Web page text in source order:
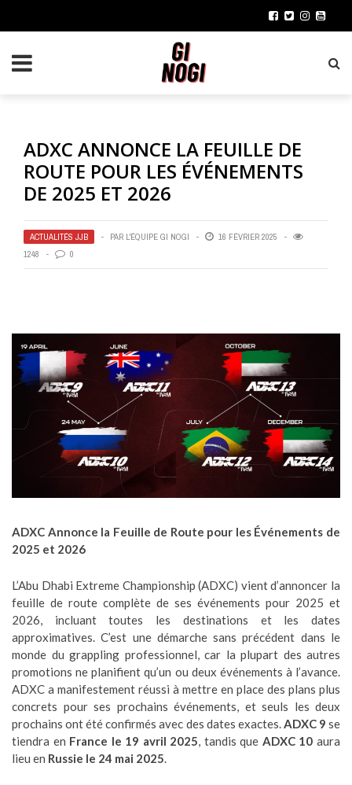
ADXC ANNONCE LA FEUILLE DE
ROUTE POUR LES ÉVÉNEMENTS
DE 2025 ET 2026
ACTUALITÉS JJB PAR L'ÉQUIPE GI NOGI
16 FÉVRIER 2025
1248
0
ADXC Annonce la Feuille de Route pour les Événements de
2025 et 2026
L’Abu Dhabi Extreme Championship (ADXC) vient d’annoncer la
feuille de route complète de ses événements pour 2025 et
2026, incluant toutes les destinations et les dates
approximatives. C’est une démarche sans précédent dans le
monde du grappling professionnel, car la plupart des autres
promotions ne planifient qu’un ou deux événements à l’avance.
ADXC a manifestement réussi à mettre en place des plans plus
concrets pour ses prochains événements, et seuls les deux
prochains ont été confirmés avec des dates exactes.ADXC 9 se
tiendra en France le 19 avril 2025, tandis que ADXC 10 aura
lieu en Russie le 24 mai 2025.